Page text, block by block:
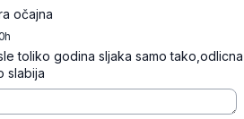
očajna
toliko godina sljaka samo tako,odlicna
slabija